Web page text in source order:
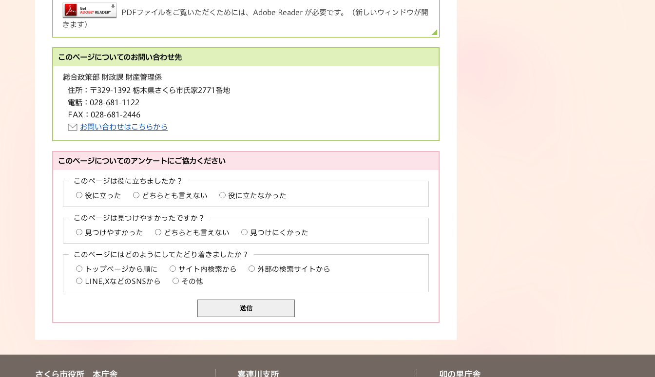
PDFファイルをご覧いただくためには、Adobe Reader が必要です。（新しいウィンドウが開
きます）
このページについてのお問い合わせ先
総合政策部 財政課 財産管理係
住所： 〒329-1392 栃木県さくら市氏家2771番地
電話： 028-681-1122
FAX： 028-681-2446
お問い合わせはこちらから
このページについてのアンケートにご協力ください
このページは役に立ちましたか？
役に立った どちらとも言えない 役に立たなかった
このページは見つけやすかったですか？
見つけやすかった どちらとも言えない 見つけにくかった
このページにはどのようにしてたどり着きましたか？
トップページから順に サイト内検索から
外部の検索サイトから
LINE,XなどのSNSから
その他
さくら市役所 本庁舎 喜連川支所 卯の里庁舎